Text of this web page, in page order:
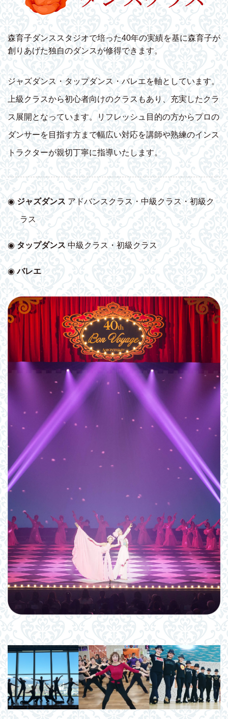
森育子ダンススタジオで培った40年の実績を基に森育子が
創りあげた独自のダンスが修得できます。
ジャズダンス・タップダンス・バレエを軸としています。
上級クラスから初心者向けのクラスもあり、充実したクラ
ス展開となっています。リフレッシュ目的の方からプロの
ダンサーを目指す方まで幅広い対応を講師や熟練のインス
トラクターが親切丁寧に指導いたします。
◉ジャズダンス アドバンスクラス・中級クラス・初級ク
ラス
◉タップダンス 中級クラス・初級クラス
◉バレエ